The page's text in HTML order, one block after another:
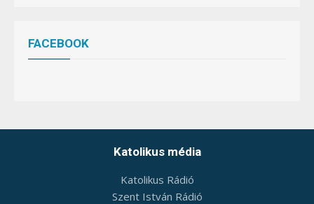
FACEBOOK
Katolikus média
Katolikus Rádió
Szent István Rádió